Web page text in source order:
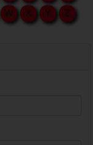
W X Y Z